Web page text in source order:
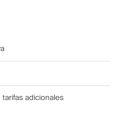
adicionales